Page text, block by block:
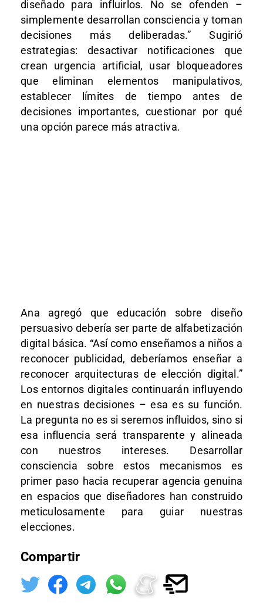
diseñado para influirlos. No se ofenden –
simplemente desarrollan consciencia y toman
decisiones más deliberadas.” Sugirió
estrategias: desactivar notificaciones que
crean urgencia artificial, usar bloqueadores
que eliminan elementos manipulativos,
establecer límites de tiempo antes de
decisiones importantes, cuestionar por qué
una opción parece más atractiva.
Ana agregó que educación sobre diseño
persuasivo debería ser parte de alfabetización
digital básica. “Así como enseñamos a niños a
reconocer publicidad, deberíamos enseñar a
reconocer arquitecturas de elección digital.”
Los entornos digitales continuarán influyendo
en nuestras decisiones – esa es su función.
La pregunta no es si seremos influidos, sino si
esa influencia será transparente y alineada
con nuestros intereses. Desarrollar
consciencia sobre estos mecanismos es
primer paso hacia recuperar agencia genuina
en espacios que diseñadores han construido
meticulosamente para guiar nuestras
elecciones.
Compartir